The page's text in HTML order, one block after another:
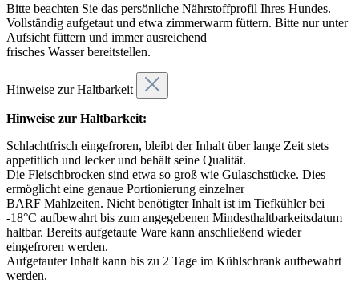
Bitte beachten Sie das persönliche Nährstoffprofil Ihres Hundes.
Vollständig aufgetaut und etwa zimmerwarm füttern. Bitte nur unter
Aufsicht füttern und immer ausreichend
frisches Wasser bereitstellen.
Hinweise zur Haltbarkeit
Hinweise zur Haltbarkeit:
Schlachtfrisch eingefroren, bleibt der Inhalt über lange Zeit stets
appetitlich und lecker und behält seine Qualität.
Die Fleischbrocken sind etwa so groß wie Gulaschstücke. Dies
ermöglicht eine genaue Portionierung einzelner
BARF Mahlzeiten. Nicht benötigter Inhalt ist im Tiefkühler bei
-18°C aufbewahrt bis zum angegebenen Mindesthaltbarkeitsdatum
haltbar. Bereits aufgetaute Ware kann anschließend wieder
eingefroren werden.
Aufgetauter Inhalt kann bis zu 2 Tage im Kühlschrank aufbewahrt
werden.